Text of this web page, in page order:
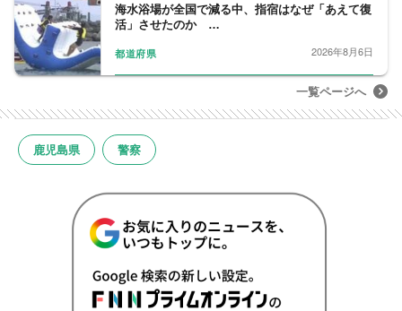
海水浴場が全国で減る中、指宿はなぜ「あえて復
活」させたのか …
都道府県 2026年8月6日
一覧ページへ
鹿児島県 警察